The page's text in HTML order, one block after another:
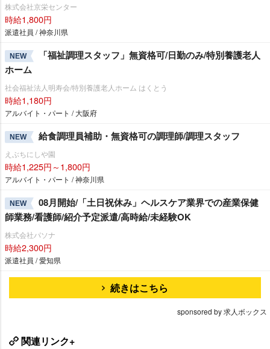
株式会社京栄センター
時給1,800円
派遣社員 / 神奈川県
NEW
「福祉調理スタッフ」無資格可/日勤のみ/特別養護老人
ホーム
社会福祉法人明寿会/特別養護老人ホーム はくとう
時給1,180円
アルバイト・パート / 大阪府
NEW 給食調理員補助・無資格可の調理師/調理スタッフ
えぶちにしや園
時給1,225円～1,800円
アルバイト・パート / 神奈川県
NEW
08月開始/「土日祝休み」ヘルスケア業界での産業保健
師業務/看護師/紹介予定派遣/高時給/未経験OK
株式会社パソナ
時給2,300円
派遣社員 / 愛知県
続きはこちら
sponsored by 求人ボックス
関連リンク+